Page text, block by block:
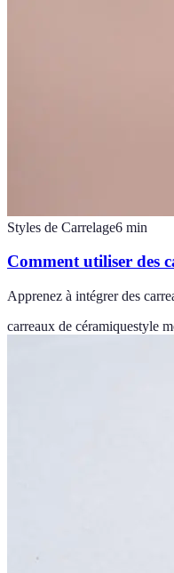
Styles de Carrelage6 min
Comment utiliser des
Apprenez à intégrer des
carreaux de céramiquestyle